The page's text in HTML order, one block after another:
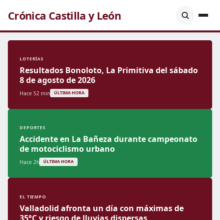
Crónica Castilla y León
LOTERÍAS
Resultados Bonoloto, La Primitiva del sábado
8 de agosto de 2026
Hace 52 min ÚLTIMA HORA
DEPORTES
Accidente en La Bañeza durante campeonato
de motociclismo urbano
Hace 2h ÚLTIMA HORA
EL TIEMPO
Valladolid afronta un día con máximas de